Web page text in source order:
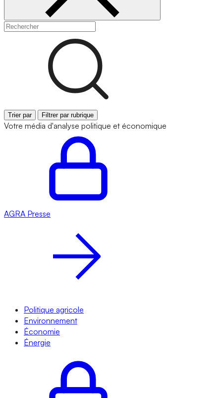
Trier par Filtrer par rubrique
Votre média d'analyse politique et économique
AGRA Presse
Politique agricole
Environnement
Économie
Énergie